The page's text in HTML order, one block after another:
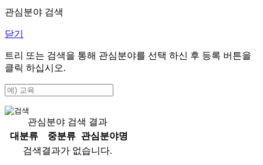
관심분야 검색
닫기
트리 또는 검색을 통해 관심분야를 선택 하신 후 등록 버튼을
클릭 하십시오.
관심분야 검색 결과
대분류
중분류
관심분야명
검색결과가 없습니다.